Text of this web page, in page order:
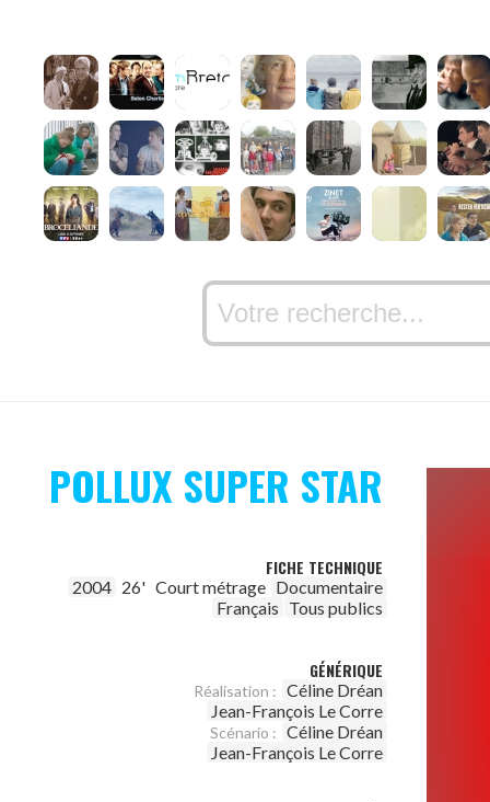
POLLUX SUPER STAR
FICHE TECHNIQUE
2004 26' Court métrage Documentaire
Français Tous publics
GÉNÉRIQUE
Réalisation : Céline Dréan
Jean-François Le Corre
Scénario : Céline Dréan
Jean-François Le Corre